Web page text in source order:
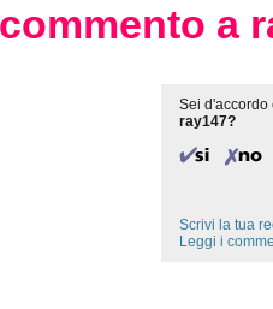
a
Sei d'accordo
ray147?
Scrivi la tua
Leggi i